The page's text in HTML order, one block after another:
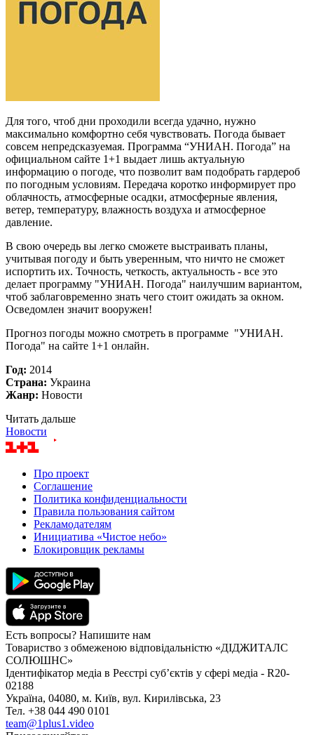
Для того, чтоб дни проходили всегда удачно, нужно
максимально комфортно себя чувствовать. Погода бывает
совсем непредсказуемая. Программа “УНИАН. Погода” на
официальном сайте 1+1 выдает лишь актуальную
информацию о погоде, что позволит вам подобрать гардероб
по погодным условиям. Передача коротко информирует про
облачность, атмосферные осадки, атмосферные явления,
ветер, температуру, влажность воздуха и атмосферное
давление.
В свою очередь вы легко сможете выстраивать планы,
учитывая погоду и быть уверенным, что ничто не сможет
испортить их. Точность, четкость, актуальность - все это
делает программу "УНИАН. Погода" наилучшим вариантом,
чтоб заблаговременно знать чего стоит ожидать за окном.
Осведомлен значит вооружен!
Прогноз погоды можно смотреть в программе "УНИАН.
Погода" на сайте 1+1 онлайн.
Год: 2014
Страна: Украина
Жанр: Новости
Читать дальше
Новости
Про проект
Соглашение
Политика конфиденциальности
Правила пользования сайтом
Рекламодателям
Инициатива «Чистое небо»
Блокировщик рекламы
Есть вопросы? Напишите нам
Товариство з обмеженою відповідальністю «ДІДЖИТАЛС
СОЛЮШНС»
Ідентифікатор медіа в Реєстрі суб’єктів у сфері медіа - R20-
02188
Україна, 04080, м. Київ, вул. Кирилівська, 23
Тел. +38 044 490 0101
team@1plus1.video